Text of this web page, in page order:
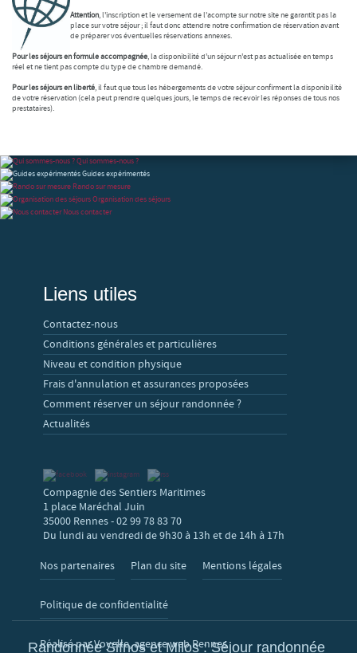
Randonnée Sifnos et Milos : Séjour randonnée
Attention, l'inscription et le versement de l'acompte sur notre site ne garantit pas la
place sur votre séjour ; il faut donc attendre notre confirmation de réservation avant
de préparer vos éventuelles réservations annexes.
Pour les séjours en formule accompagnée, la disponibilité d'un séjour n'est pas actualisée en temps
réel et ne tient pas compte du type de chambre demandé.
Pour les séjours en liberté, il faut que tous les hébergements de votre séjour confirment la disponibilité
de votre réservation (cela peut prendre quelques jours, le temps de recevoir les réponses de tous nos
prestataires).
Qui sommes-nous ?
Guides expérimentés
Rando sur mesure
Organisation des séjours
Nous contacter
Liens utiles
Contactez-nous
Conditions générales et particulières
Niveau et condition physique
Frais d'annulation et assurances proposées
Comment réserver un séjour randonnée ?
Actualités
Compagnie des Sentiers Maritimes
1 place Maréchal Juin
35000 Rennes - 02 99 78 83 70
Du lundi au vendredi de 9h30 à 13h et de 14h à 17h
Nos partenaires Plan du site Mentions légales
Politique de confidentialité
Réalisé par Voyelle, agence web Rennes